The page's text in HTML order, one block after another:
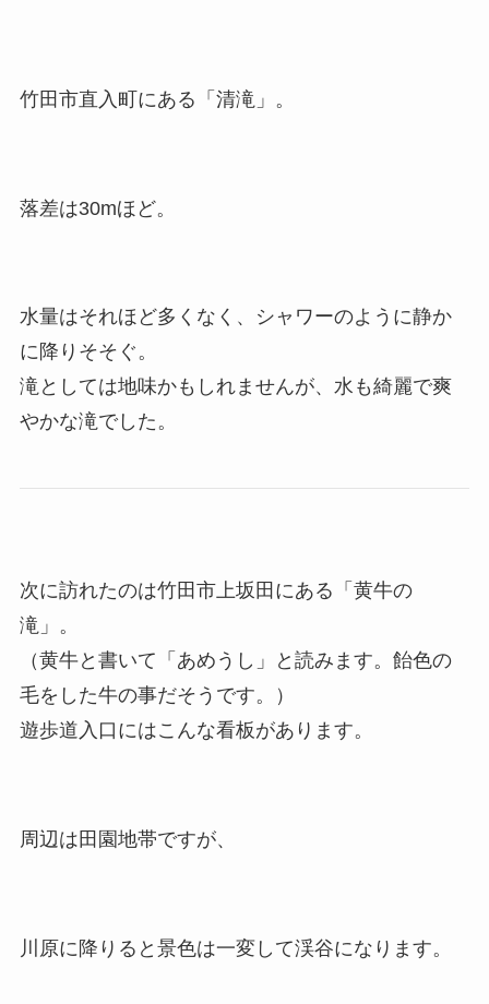
竹田市直入町にある「清滝」。
落差は30mほど。
水量はそれほど多くなく、シャワーのように静か
に降りそそぐ。
滝としては地味かもしれませんが、水も綺麗で爽
やかな滝でした。
次に訪れたのは竹田市上坂田にある「黄牛の
滝」。
（黄牛と書いて「あめうし」と読みます。飴色の
毛をした牛の事だそうです。）
遊歩道入口にはこんな看板があります。
周辺は田園地帯ですが、
川原に降りると景色は一変して渓谷になります。